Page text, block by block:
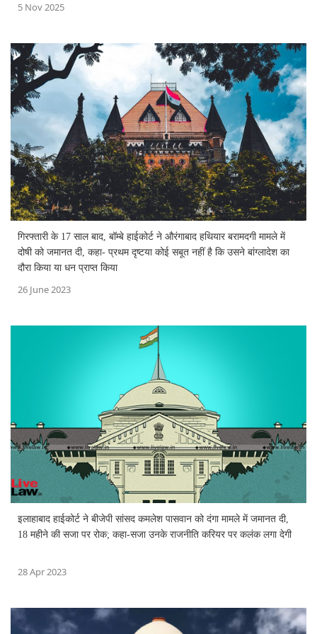
5 Nov 2025
गिरफ्तारी के 17 साल बाद, बॉम्बे हाईकोर्ट ने औरंगाबाद हथियार बरामदगी मामले में
दोषी को जमानत दी, कहा- प्रथम दृष्टया कोई सबूत नहीं है कि उसने बांग्लादेश का
दौरा किया या धन प्राप्त किया
26 June 2023
इलाहाबाद हाईकोर्ट ने बीजेपी सांसद कमलेश पासवान को दंगा मामले में जमानत दी,
18 महीने की सजा पर रोक; कहा-सजा उनके राजनीति कर‌ियर पर कलंक लगा देगी
28 Apr 2023